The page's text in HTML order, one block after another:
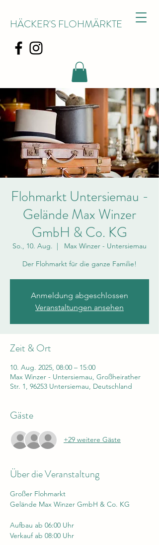
HÄCKER'S FLOHMÄRKTE
Flohmarkt Untersiemau -
Gelände Max Winzer
GmbH & Co. KG
So., 10. Aug.
  |
Max Winzer - Untersiemau
Der Flohmarkt für die ganze Familie!
Anmeldung abgeschlossen
Veranstaltungen ansehen
Zeit & Ort
10. Aug. 2025, 08:00 – 15:00
Max Winzer - Untersiemau, Großheirather
Str. 1, 96253 Untersiemau, Deutschland
Gäste
+29 weitere Gäste
Über die Veranstaltung
Großer Flohmarkt
Gelände Max Winzer GmbH & Co. KG
Aufbau ab 06:00 Uhr
Verkauf ab 08:00 Uhr